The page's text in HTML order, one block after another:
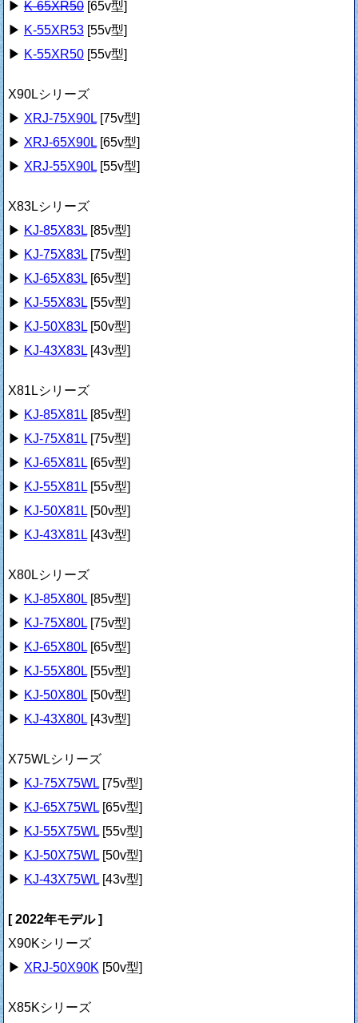
▶K-65XR50[65v型]
▶ K-55XR53[55v型]
▶ K-55XR50[55v型]
X90Lシリーズ
▶ XRJ-75X90L[75v型]
▶ XRJ-65X90L[65v型]
▶ XRJ-55X90L[55v型]
X83Lシリーズ
▶ KJ-85X83L[85v型]
▶ KJ-75X83L[75v型]
▶ KJ-65X83L[65v型]
▶ KJ-55X83L[55v型]
▶ KJ-50X83L[50v型]
▶ KJ-43X83L[43v型]
X81Lシリーズ
▶ KJ-85X81L[85v型]
▶ KJ-75X81L[75v型]
▶ KJ-65X81L[65v型]
▶ KJ-55X81L[55v型]
▶ KJ-50X81L[50v型]
▶ KJ-43X81L[43v型]
X80Lシリーズ
▶ KJ-85X80L[85v型]
▶ KJ-75X80L[75v型]
▶ KJ-65X80L[65v型]
▶ KJ-55X80L[55v型]
▶ KJ-50X80L[50v型]
▶ KJ-43X80L[43v型]
X75WLシリーズ
▶ KJ-75X75WL[75v型]
▶ KJ-65X75WL[65v型]
▶ KJ-55X75WL[55v型]
▶ KJ-50X75WL[50v型]
▶ KJ-43X75WL[43v型]
[ 2022年モデル ]
X90Kシリーズ
▶ XRJ-50X90K [50v型]
X85Kシリーズ